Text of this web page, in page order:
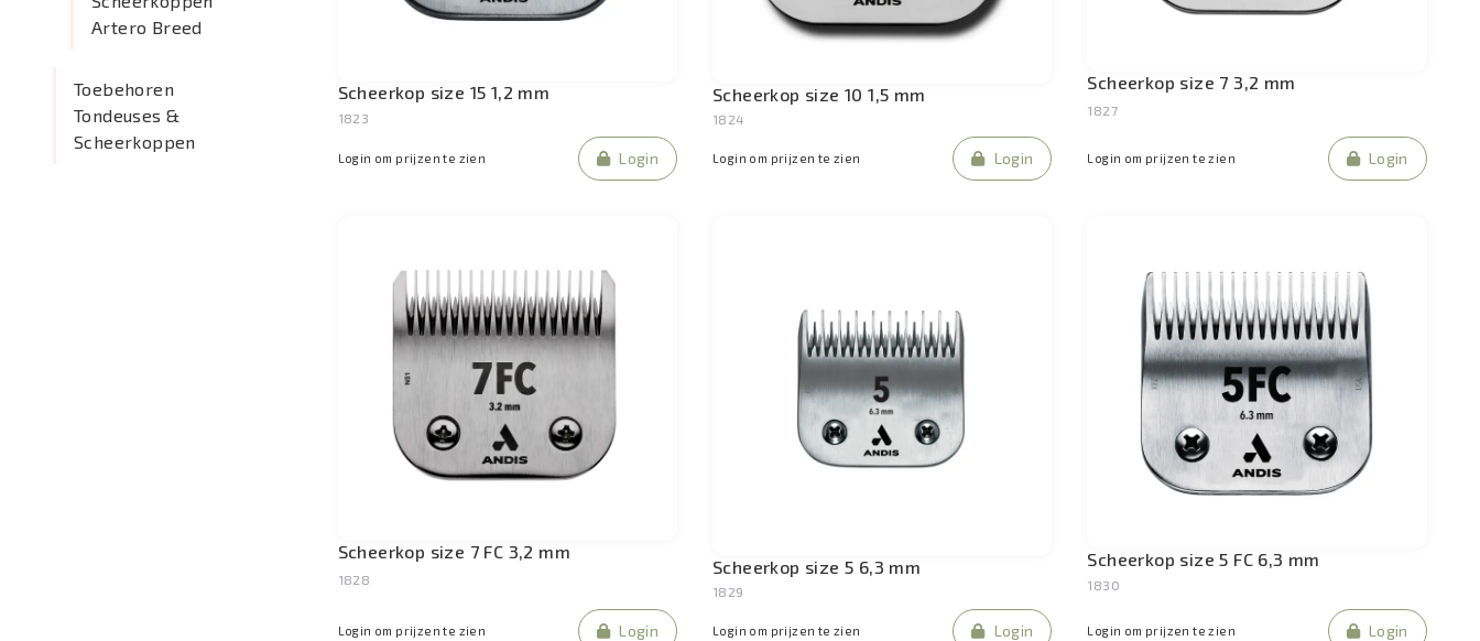
Artero Breed
Toebehoren
Tondeuses &
Scheerkoppen
Scheerkop size 15 1,2 mm
1823
Login om prijzen te zien Login
Scheerkop size 10 1,5 mm
1824
Login om prijzen te zien Login
Scheerkop size 7 3,2 mm
1827
Login om prijzen te zien Login
Scheerkop size 7 FC 3,2 mm
1828
Login om prijzen te zien Login
Scheerkop size 5 6,3 mm
1829
Login om prijzen te zien Login
Scheerkop size 5 FC 6,3 mm
1830
Login om prijzen te zien Login